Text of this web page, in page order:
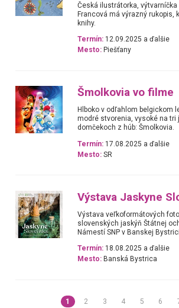
Česká ilustrátorka,
Francová má výrazný rukopis,
knihy.
Termín: 12.09.2025 a ďalšie
Mesto: Piešťany
Šmolkovia vo filme
Hlboko v odľahlom belgickom
modré stvorenia, vysoké na tri
domčekoch z húb: Šmolkovia.
Termín: 17.08.2025 a ďalšie
Mesto: SR
Výstava Jaskyne
Výstava veľkoformátových
slovenských jaskýň Štátnej
Námestí SNP v Banskej
Termín: 18.08.2025 a ďalšie
Mesto: Banská Bystrica
1 2 3 4 5 6